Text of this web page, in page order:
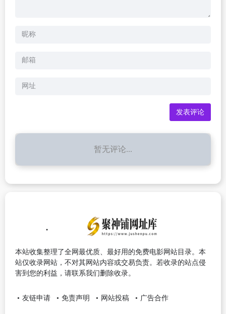
暂无评论...
本站收集整理了全网最优质、最好用的免费电影网站目录。本
站仅收录网站，不对其网站内容或交易负责。若收录的站点侵
害到您的利益，请联系我们删除收录。
友链申请 免责声明 网站投稿 广告合作